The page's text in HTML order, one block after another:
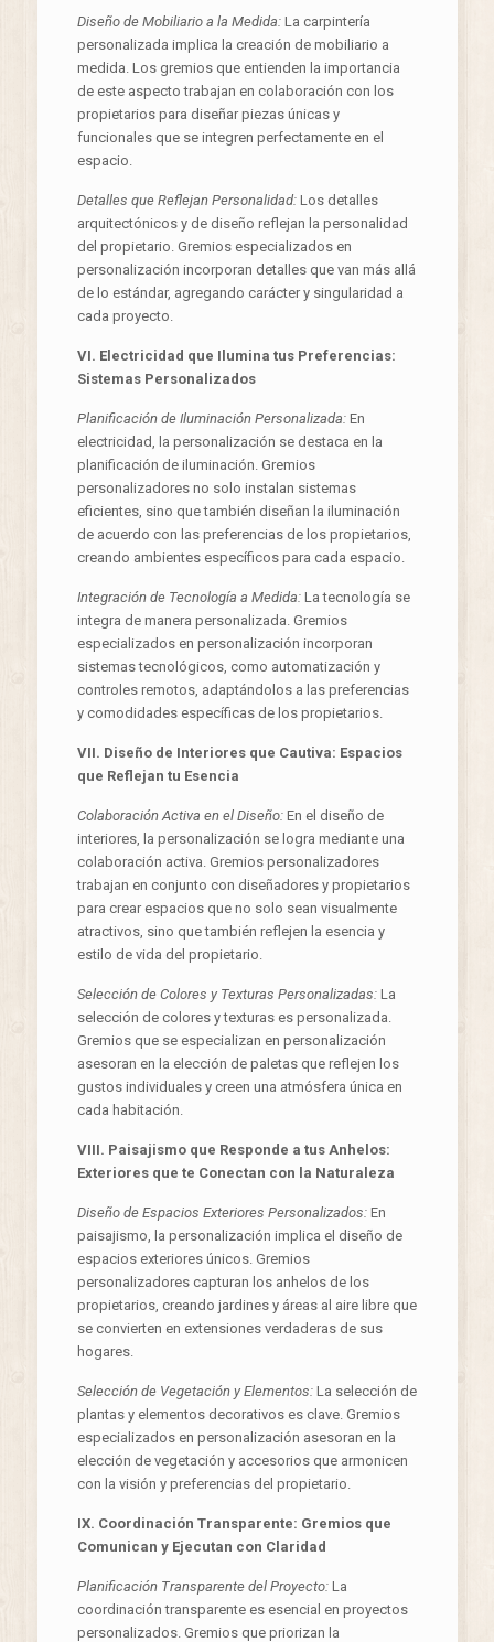
Diseño de Mobiliario a la Medida:La carpintería
personalizada implica la creación de mobiliario a
medida. Los gremios que entienden la importancia
de este aspecto trabajan en colaboración con los
propietarios para diseñar piezas únicas y
funcionales que se integren perfectamente en el
espacio.
Detalles que Reflejan Personalidad:Los detalles
arquitectónicos y de diseño reflejan la personalidad
del propietario. Gremios especializados en
personalización incorporan detalles que van más allá
de lo estándar, agregando carácter y singularidad a
cada proyecto.
VI. Electricidad que Ilumina tus Preferencias:
Sistemas Personalizados
Planificación de Iluminación Personalizada:En
electricidad, la personalización se destaca en la
planificación de iluminación. Gremios
personalizadores no solo instalan sistemas
eficientes, sino que también diseñan la iluminación
de acuerdo con las preferencias de los propietarios,
creando ambientes específicos para cada espacio.
Integración de Tecnología a Medida:La tecnología se
integra de manera personalizada. Gremios
especializados en personalización incorporan
sistemas tecnológicos, como automatización y
controles remotos, adaptándolos a las preferencias
y comodidades específicas de los propietarios.
VII. Diseño de Interiores que Cautiva: Espacios
que Reflejan tu Esencia
Colaboración Activa en el Diseño:En el diseño de
interiores, la personalización se logra mediante una
colaboración activa. Gremios personalizadores
trabajan en conjunto con diseñadores y propietarios
para crear espacios que no solo sean visualmente
atractivos, sino que también reflejen la esencia y
estilo de vida del propietario.
Selección de Colores y Texturas Personalizadas:La
selección de colores y texturas es personalizada.
Gremios que se especializan en personalización
asesoran en la elección de paletas que reflejen los
gustos individuales y creen una atmósfera única en
cada habitación.
VIII. Paisajismo que Responde a tus Anhelos:
Exteriores que te Conectan con la Naturaleza
Diseño de Espacios Exteriores Personalizados:En
paisajismo, la personalización implica el diseño de
espacios exteriores únicos. Gremios
personalizadores capturan los anhelos de los
propietarios, creando jardines y áreas al aire libre que
se convierten en extensiones verdaderas de sus
hogares.
Selección de Vegetación y Elementos:La selección de
plantas y elementos decorativos es clave. Gremios
especializados en personalización asesoran en la
elección de vegetación y accesorios que armonicen
con la visión y preferencias del propietario.
IX. Coordinación Transparente: Gremios que
Comunican y Ejecutan con Claridad
Planificación Transparente del Proyecto:La
coordinación transparente es esencial en proyectos
personalizados. Gremios que priorizan la